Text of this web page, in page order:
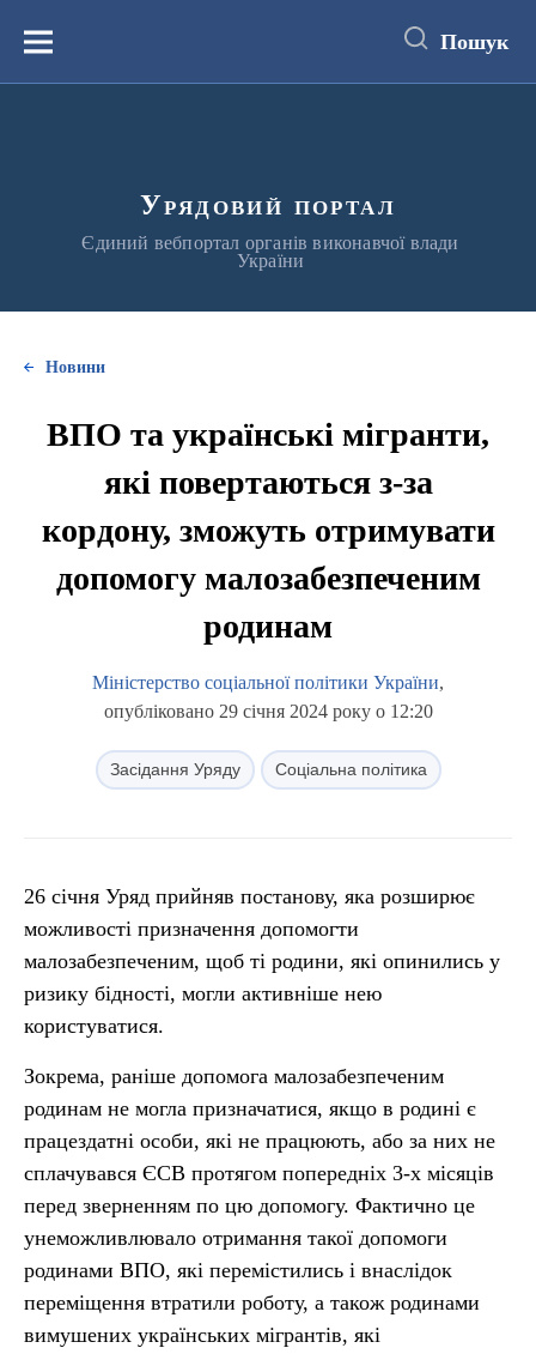
вмістуМеню Пошук
Урядовий портал
Єдиний вебпортал органів виконавчої влади
України
Новини
ВПО та українські мігранти,
які повертаються з-за
кордону, зможуть отримувати
допомогу малозабезпеченим
родинам
Міністерство соціальної політики України,
опубліковано 29 січня 2024 року о 12:20
Засідання Уряду Соціальна політика
26 січня Уряд прийняв постанову, яка розширює
можливості призначення допомогти
малозабезпеченим, щоб ті родини, які опинились у
ризику бідності, могли активніше нею
користуватися.
Зокрема, раніше допомога малозабезпеченим
родинам не могла призначатися, якщо в родині є
працездатні особи, які не працюють, або за них не
сплачувався ЄСВ протягом попередніх 3-х місяців
перед зверненням по цю допомогу. Фактично це
унеможливлювало отримання такої допомоги
родинами ВПО, які перемістились і внаслідок
переміщення втратили роботу, а також родинами
вимушених українських мігрантів, які